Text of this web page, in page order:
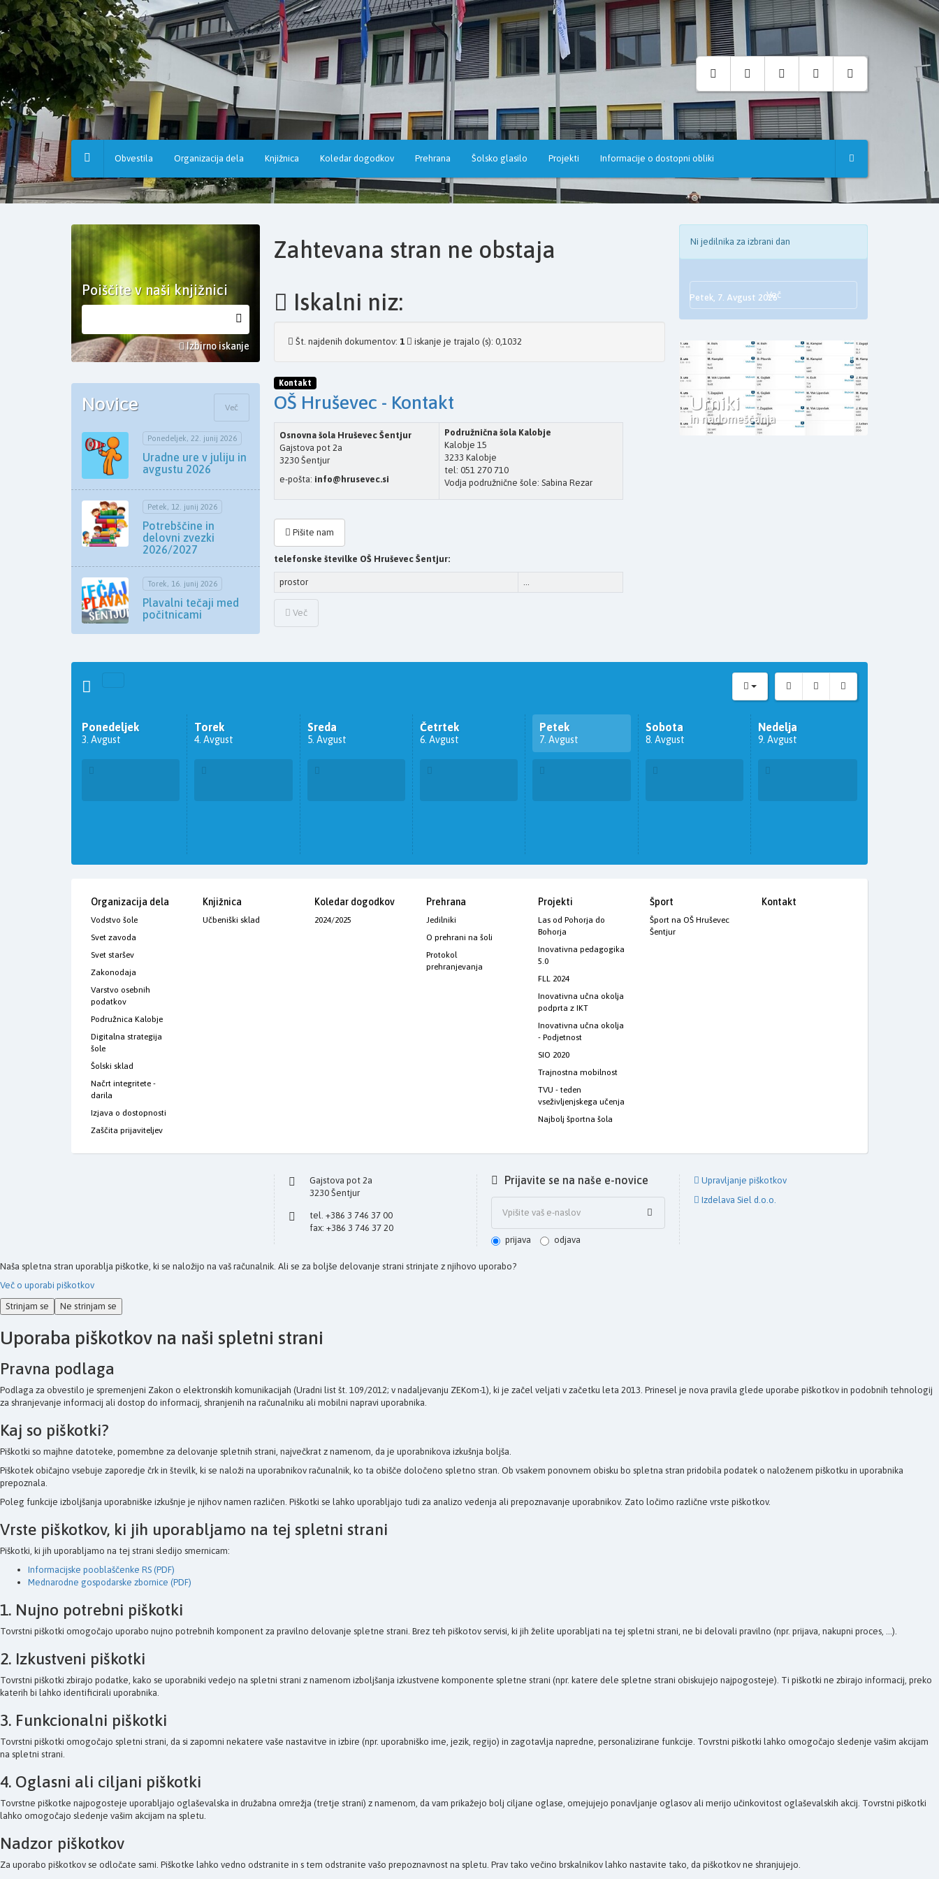
Osnovna
šola
Hruševec
Obvestila Organizacija dela Knjižnica Koledar dogodkov Prehrana Šolsko glasilo Projekti Informacije o dostopni obliki
Poiščite v naši knjižnici
Izbirno iskanje
Novice Več
Ponedeljek, 22. junij 2026
Uradne ure v juliju in
avgustu 2026
Petek, 12. junij 2026
Potrebščine in
delovni zvezki
2026/2027
Torek, 16. junij 2026
Plavalni tečaji med
počitnicami
Zahtevana stran ne obstaja
Iskalni niz:
Št. najdenih dokumentov: 1 iskanje je trajalo (s): 0,1032
Kontakt
OŠ Hruševec - Kontakt
Osnovna šola Hruševec Šentjur
Gajstova pot 2a
3230 Šentjur
e-pošta: info@hrusevec.si
Podružnična šola Kalobje
Kalobje 15
3233 Kalobje
tel: 051 270 710
Vodja podružnične šole: Sabina Rezar
Pišite nam
telefonske številke OŠ Hruševec Šentjur:
prostor
Več
Petek, 7. Avgust 2026
Ni jedilnika za izbrani dan
Več
Urniki
in nadomeščanja
Ponedeljek
3. Avgust
Torek
4. Avgust
Sreda
5. Avgust
Četrtek
6. Avgust
Petek
7. Avgust
Sobota
8. Avgust
Nedelja
9. Avgust
Organizacija dela
Vodstvo šole
Svet zavoda
Svet staršev
Zakonodaja
Varstvo osebnih
podatkov
Podružnica Kalobje
Digitalna strategija
šole
Šolski sklad
Načrt integritete -
darila
Izjava o dostopnosti
Zaščita prijaviteljev
Knjižnica
Učbeniški sklad
Koledar dogodkov
2024/2025
Prehrana
Jedilniki
O prehrani na šoli
Protokol
prehranjevanja
Projekti
Las od Pohorja do
Bohorja
Inovativna pedagogika
5.0
FLL 2024
Inovativna učna okolja
podprta z IKT
Inovativna učna okolja
- Podjetnost
SIO 2020
Trajnostna mobilnost
TVU - teden
vseživljenjskega učenja
Najbolj športna šola
Šport
Šport na OŠ Hruševec
Šentjur
Kontakt
Gajstova pot 2a
3230 Šentjur
tel. +386 3 746 37 00
fax: +386 3 746 37 20
Prijavite se na naše e-novice
prijava odjava
Upravljanje piškotkov
Izdelava Siel d.o.o.
Naša spletna stran uporablja piškotke, ki se naložijo na vaš računalnik. Ali se za boljše delovanje strani strinjate z njihovo uporabo?
Več o uporabi piškotkov
Strinjam se
Ne strinjam se
Uporaba piškotkov na naši spletni strani
Pravna podlaga
Podlaga za obvestilo je spremenjeni Zakon o elektronskih komunikacijah (Uradni list št. 109/2012; v nadaljevanju ZEKom-1), ki je začel veljati v začetku leta 2013. Prinesel je nova pravila glede uporabe piškotkov in podobnih tehnologij
za shranjevanje informacij ali dostop do informacij, shranjenih na računalniku ali mobilni napravi uporabnika.
Kaj so piškotki?
Piškotki so majhne datoteke, pomembne za delovanje spletnih strani, največkrat z namenom, da je uporabnikova izkušnja boljša.
Piškotek običajno vsebuje zaporedje črk in številk, ki se naloži na uporabnikov računalnik, ko ta obišče določeno spletno stran. Ob vsakem ponovnem obisku bo spletna stran pridobila podatek o naloženem piškotku in uporabnika
prepoznala.
Poleg funkcije izboljšanja uporabniške izkušnje je njihov namen različen. Piškotki se lahko uporabljajo tudi za analizo vedenja ali prepoznavanje uporabnikov. Zato ločimo različne vrste piškotkov.
Vrste piškotkov, ki jih uporabljamo na tej spletni strani
Piškotki, ki jih uporabljamo na tej strani sledijo smernicam:
Informacijske pooblaščenke RS (PDF)
Mednarodne gospodarske zbornice (PDF)
1. Nujno potrebni piškotki
Tovrstni piškotki omogočajo uporabo nujno potrebnih komponent za pravilno delovanje spletne strani. Brez teh piškotov servisi, ki jih želite uporabljati na tej spletni strani, ne bi delovali pravilno (npr. prijava, nakupni proces, ...).
2. Izkustveni piškotki
Tovrstni piškotki zbirajo podatke, kako se uporabniki vedejo na spletni strani z namenom izboljšanja izkustvene komponente spletne strani (npr. katere dele spletne strani obiskujejo najpogosteje). Ti piškotki ne zbirajo informacij, preko
katerih bi lahko identificirali uporabnika.
3. Funkcionalni piškotki
Tovrstni piškotki omogočajo spletni strani, da si zapomni nekatere vaše nastavitve in izbire (npr. uporabniško ime, jezik, regijo) in zagotavlja napredne, personalizirane funkcije. Tovrstni piškotki lahko omogočajo sledenje vašim akcijam
na spletni strani.
4. Oglasni ali ciljani piškotki
Tovrstne piškotke najpogosteje uporabljajo oglaševalska in družabna omrežja (tretje strani) z namenom, da vam prikažejo bolj ciljane oglase, omejujejo ponavljanje oglasov ali merijo učinkovitost oglaševalskih akcij. Tovrstni piškotki
lahko omogočajo sledenje vašim akcijam na spletu.
Nadzor piškotkov
Za uporabo piškotkov se odločate sami. Piškotke lahko vedno odstranite in s tem odstranite vašo prepoznavnost na spletu. Prav tako večino brskalnikov lahko nastavite tako, da piškotkov ne shranjujejo.